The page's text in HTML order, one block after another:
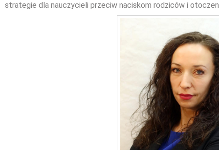
strategie dla nauczycieli przeciw naciskom rodziców i